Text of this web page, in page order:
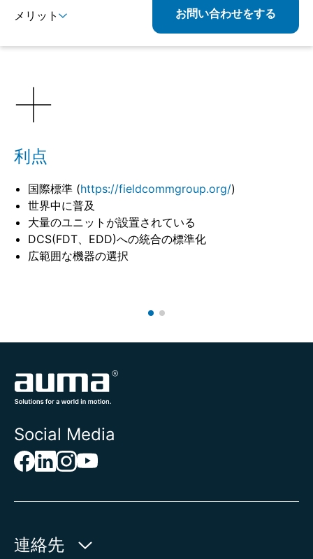
メリット お問い合わせをする
利点
国際標準 (https://fieldcommgroup.org/)
世界中に普及
大量のユニットが設置されている
DCS(FDT、EDD)への統合の標準化
広範囲な機器の選択
Social Media
連絡先